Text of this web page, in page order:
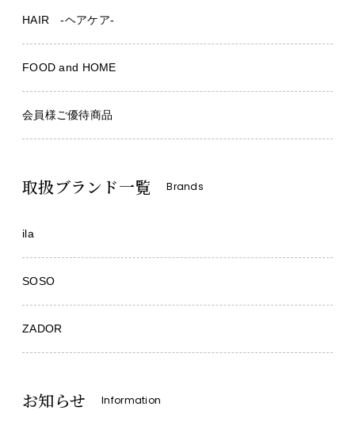
HAIR -ヘアケア-
FOOD and HOME
会員様ご優待商品
取扱ブランド一覧 Brands
ila
SOSO
ZADOR
お知らせ Information